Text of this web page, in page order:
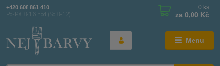
Menu
+420 608 861 410
Po-Pá 8-16 hod (So 8-12)
0 ks
za 0,00 Kč